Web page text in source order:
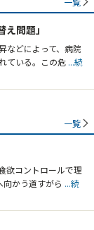
問題」
などによって、病院
ている。この危 ...続
一覧
コントロールで理
かう道すがら ...続